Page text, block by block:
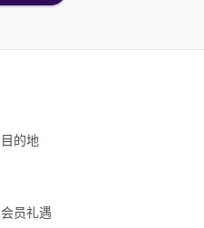
目的地
会员礼遇